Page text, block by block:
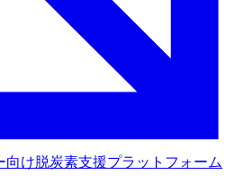
向け脱炭素支援プラットフォーム